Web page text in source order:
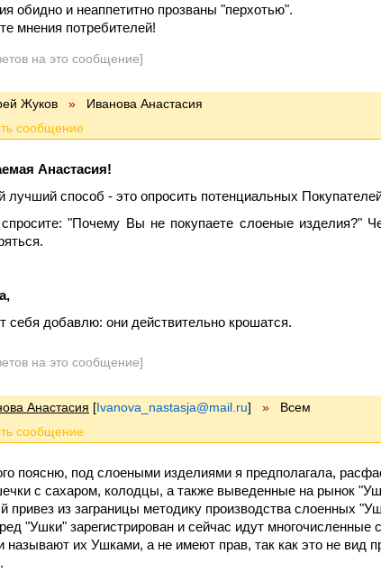
обидно и неаппетитно прозваны "перхотью".
мнения потребителей!
на это сообщение]
Жуков » Иванова Анастасия
Анастасия!
способ - это опросить потенциальных
"Почему Вы не покупаете слоеные изделия?"
себя добавлю: они действительно крошатся.
на это сообщение]
Анастасия [Ivanova_nastasja@mail.ru] » Всем
поясню, под слоеными изделиями я предполагала,
с сахаром, колодцы, а также выведенные на рынок
привез из заграницы методику производства слоенных
"Ушки" зарегистрирован и сейчас идут многочисленные
называют их Ушками, а не имеют прав, так как это не вид